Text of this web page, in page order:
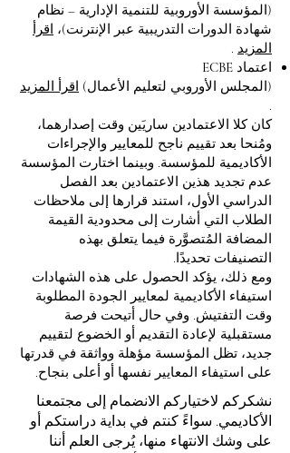
(المؤسسة الأوروبية للتنمية الإدارية – نظام
شهادة الدورات التدريبية عبر الإنترنت)، اقرأ
المزيد .
اعتماد ECBE
(المجلس الأوروبي لتعليم الأعمال) اقرأ المزيد
.
كان كلا الاعتمادين ساريَين وقت إصدارهما،
ومُنحا بعد تقييم ناجح للمعايير والإجراءات
الأكاديمية للمؤسسة. وبينما اختارت المؤسسة
عدم تجديد هذين الاعتمادين بعد الفصل
الدراسي الأول، استند قرارها إلى ملاحظات
الطلاب التي أشارت إلى محدودية القيمة
المضافة المُتصوَّرة فيما يتعلق بهذه
التصنيفات تحديدًا.
ومع ذلك، يؤكد الحصول على هذه الشهادات
استيفاء الأكاديمية لمعايير الجودة المطلوبة
وقت التفتيش. وفي حال أتيحت فرصة
مستقبلية لإعادة التقديم أو الخضوع لتقييم
جديد، تظل المؤسسة مؤهلة وواثقة في قدرتها
على استيفاء المعايير نفسها أو أعلى بنجاح.
نشكركم لاختياركم الانضمام إلى مجتمعنا
الأكاديمي. سواءً كنتم في بداية دراستكم أو
على وشك الانتهاء منها، يُرجى العلم أننا